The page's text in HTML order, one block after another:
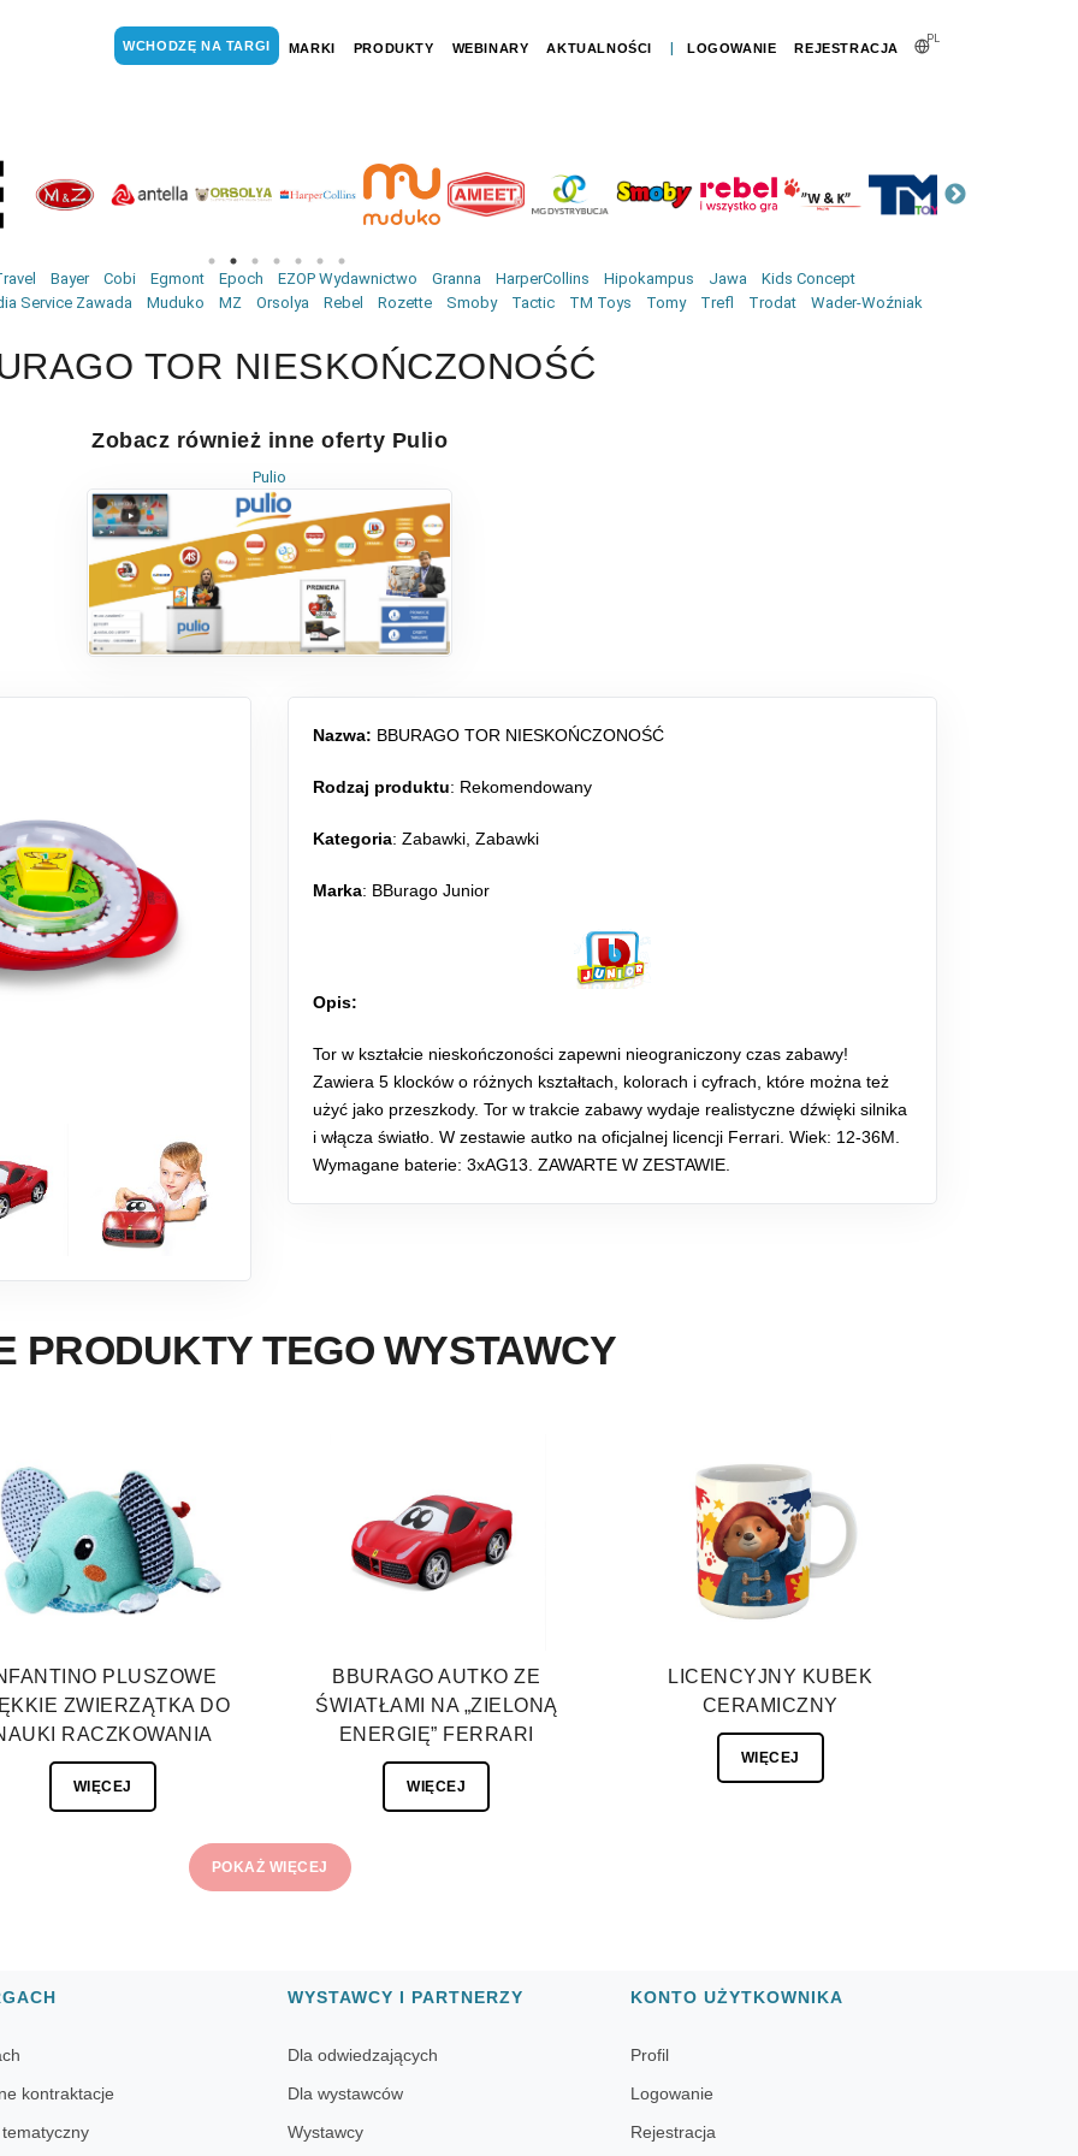
PL
WCHODZĘ NA TARGI MARKI PRODUKTY WEBINARY AKTUALNOŚCI | LOGOWANIE REJESTRACJA
Bayer Cobi Egmont Epoch EZOP Wydawnictwo Granna HarperCollins Hipokampus Jawa
Kids Concept
Service Zawada
Muduko MZ Orsolya Rebel Rozette Smoby Tactic TM Toys Tomy Trefl Trodat Wader-Woźniak
TOR NIESKOŃCZONOŚĆ
Zobacz również inne oferty Pulio
Pulio
Nazwa: BBURAGO TOR NIESKOŃCZONOŚĆ
Rodzaj produktu: Rekomendowany
Kategoria: Zabawki Zabawki
Marka: BBurago Junior
Opis:
Tor w kształcie nieskończoności zapewni nieograniczony czas zabawy!
Zawiera 5 klocków o różnych kształtach, kolorach i cyfrach, które można też
użyć jako przeszkody. Tor w trakcie zabawy wydaje realistyczne dźwięki silnika
i włącza światło. W zestawie autko na oficjalnej licencji Ferrari. Wiek: 12-36M.
Wymagane baterie: 3xAG13. ZAWARTE W ZESTAWIE.
PRODUKTY TEGO WYSTAWCY
PLUSZOWE
ZWIERZĄTKA DO
RACZKOWANIA
WIĘCEJ
BBURAGO AUTKO ZE
ŚWIATŁAMI NA „ZIELONĄ
ENERGIĘ” FERRARI
WIĘCEJ
LICENCYJNY KUBEK
CERAMICZNY
WIĘCEJ
POKAŻ WIĘCEJ
kontraktacje
WYSTAWCY I PARTNERZY
Dla odwiedzających
Dla wystawców
Wystawcy
KONTO UŻYTKOWNIKA
Profil
Logowanie
Rejestracja